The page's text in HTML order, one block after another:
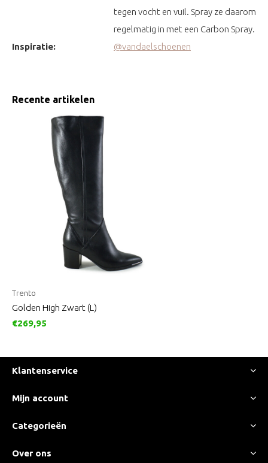
tegen vocht en vuil. Spray ze daarom
regelmatig in met een Carbon Spray.
Inspiratie:
@vandaelschoenen
Recente artikelen
Trento
Golden High Zwart (L)
€269,95
Klantenservice
Mijn account
Categorieën
Over ons